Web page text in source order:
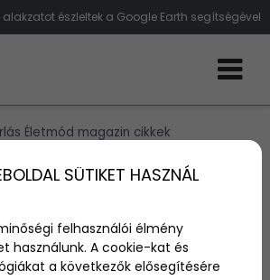
alakzatot észleltek a Google Earth segítségével
Életmód magazin cikkek
alakzatot
a Google Earth
SÜTIKET HASZNÁL
felhasználói élmény
használunk. A cookie-kat és
a következők elősegítésére